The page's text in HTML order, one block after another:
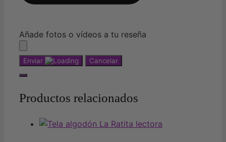
Añade fotos o vídeos a tu reseña
Enviar Cancelar
Productos relacionados